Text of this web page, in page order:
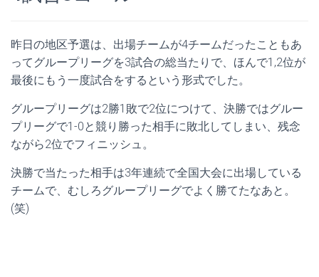
昨日の地区予選は、出場チームが4チームだったこともあ
ってグループリーグを3試合の総当たりで、ほんで1,2位が
最後にもう一度試合をするという形式でした。
グループリーグは2勝1敗で2位につけて、決勝ではグルー
プリーグで1-0と競り勝った相手に敗北してしまい、残念
ながら2位でフィニッシュ。
決勝で当たった相手は3年連続で全国大会に出場している
チームで、むしろグループリーグでよく勝てたなあと。
(笑)